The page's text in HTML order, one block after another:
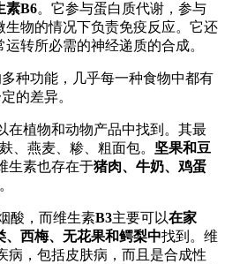
素B6。它参与蛋白质代谢，参与
生物的情况下负责免疫反应。它还
转所必需的神经递质的合成。
种功能，几乎每一种食物中都有
的差异。
在植物和动物产品中找到。其最
、燕麦、糁、粗面包。 坚果和豆
生素也存在于猪肉、牛奶、鸡蛋
酸，而维生素B3主要可以在家
西梅、无花果和鳄梨中找到。维
病，包括皮肤病，而且是合成性